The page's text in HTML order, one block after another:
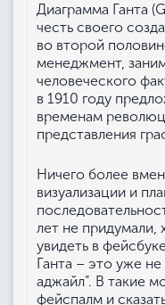
Диаграмма Ганта
честь своего
во второй
менеджмент,
человеческого
в 1910 году
временам
представления
Ничего более
визуализации и
лет не придумали,
увидеть в
Ганта – это уже
аджайл”. В такие
фейспалм и